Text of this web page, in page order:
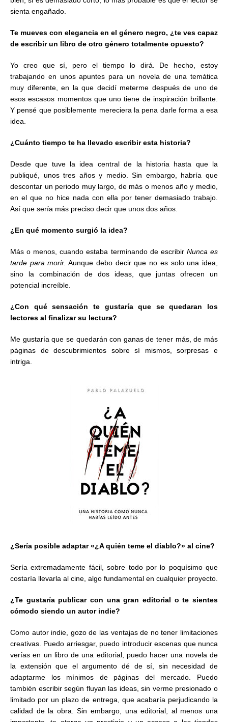
sienta engañado.
Te mueves con elegancia en el género negro, ¿te ves capaz
de escribir un libro de otro género totalmente opuesto?
Yo creo que sí, pero el tiempo lo dirá. De hecho, estoy
trabajando en unos apuntes para un novela de una temática
muy diferente, en la que decidí meterme después de uno de
esos escasos momentos que uno tiene de inspiración brillante.
Y pensé que posiblemente mereciera la pena darle forma a esa
idea.
¿Cuánto tiempo te ha llevado escribir esta historia?
Desde que tuve la idea central de la historia hasta que la
publiqué, unos tres años y medio. Sin embargo, habría que
descontar un periodo muy largo, de más o menos año y medio,
en el que no hice nada con ella por tener demasiado trabajo.
Así que sería más preciso decir que unos dos años.
¿En qué momento surgió la idea?
Más o menos, cuando estaba terminando de escribir Nunca es
tarde para morir. Aunque debo decir que no es solo una idea,
sino la combinación de dos ideas, que juntas ofrecen un
potencial increíble.
¿Con qué sensación te gustaría que se quedaran los
lectores al finalizar su lectura?
Me gustaría que se quedarán con ganas de tener más, de más
páginas de descubrimientos sobre sí mismos, sorpresas e
intriga.
¿Sería posible adaptar «¿A quién teme el diablo?» al cine?
Sería extremadamente fácil, sobre todo por lo poquísimo que
costaría llevarla al cine, algo fundamental en cualquier proyecto.
¿Te gustaría publicar con una gran editorial o te sientes
cómodo siendo un autor indie?
Como autor indie, gozo de las ventajas de no tener limitaciones
creativas. Puedo arriesgar, puedo introducir escenas que nunca
verías en un libro de una editorial, puedo hacer una novela de
la extensión que el argumento dé de sí, sin necesidad de
adaptarme los mínimos de páginas del mercado. Puedo
también escribir según fluyan las ideas, sin verme presionado o
limitado por un plazo de entrega, que acabaría perjudicando la
calidad de la obra. Sin embargo, una editorial, al menos una